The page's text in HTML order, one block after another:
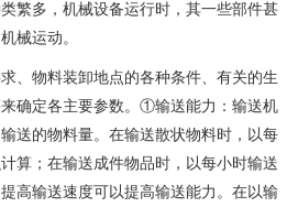
繁多，机械设备运行时，其一些部件甚
械运动。
、物料装卸地点的各种条件、有关的生
确定各主要参数。①输送能力：输送机
送的物料量。在输送散状物料时，以每
算；在输送成件物品时，以每小时输送
高输送速度可以提高输送能力。在以输